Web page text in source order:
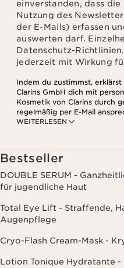
einverstanden, dass die
Nutzung des
der E-Mails) erfassen
auswerten darf.
Datenschutz-
jederzeit mit Wirkung
WEITERLESEN
Indem du zustimmst,
Clarins GmbH dich mit
Kosmetik von Clarins durch
regelmäßig per E-Mail
den Daten, die bei deinem
mitgeteilt hast. Außerdem
dein Nutzungsverhalten im
(z.B. das Öffnen und Lesen
statistischen Zwecken
findest du in den
Bestseller
DOUBLE SERUM -
für jugendliche Haut
Total Eye Lift - Straffende,
Augenpflege
Cryo-Flash Cream-Mask -
Lotion Tonique Hydratante